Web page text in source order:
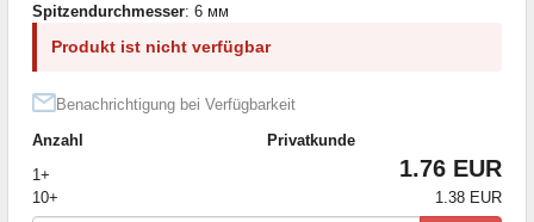
Spitzendurchmesser: 6 мм
Produkt ist nicht verfügbar
Benachrichtigung bei Verfügbarkeit
Anzahl
Privatkunde
1+
1.76 EUR
10+ 1.38 EUR